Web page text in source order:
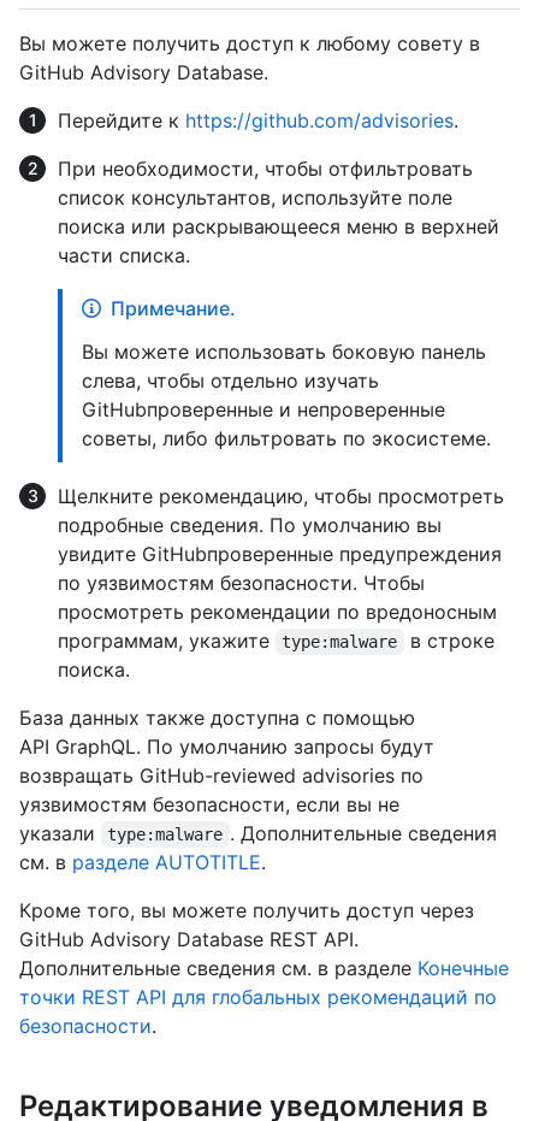
Вы можете получить доступ к любому совету в
GitHub Advisory Database.
Перейдите к https://github.com/advisories.
При необходимости, чтобы отфильтровать
список консультантов, используйте поле
поиска или раскрывающееся меню в верхней
части списка.
Примечание.
Вы можете использовать боковую панель
слева, чтобы отдельно изучать
GitHubпроверенные и непроверенные
советы, либо фильтровать по экосистеме.
Щелкните рекомендацию, чтобы просмотреть
подробные сведения. По умолчанию вы
увидите GitHubпроверенные предупреждения
по уязвимостям безопасности. Чтобы
просмотреть рекомендации по вредоносным
программам, укажите
type:malware
в строке
поиска.
База данных также доступна с помощью
API GraphQL. По умолчанию запросы будут
возвращать GitHub-reviewed advisories по
уязвимостям безопасности, если вы не
указали
type:malware . Дополнительные сведения
см. в разделе AUTOTITLE.
Кроме того, вы можете получить доступ через
GitHub Advisory Database REST API.
Дополнительные сведения см. в разделе Конечные
точки REST API для глобальных рекомендаций по
безопасности.
Редактирование уведомления в